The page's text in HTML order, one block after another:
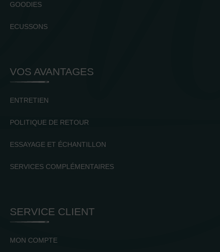
GOODIES
ECUSSONS
VOS AVANTAGES
ENTRETIEN
POLITIQUE DE RETOUR
ESSAYAGE ET ÉCHANTILLON
SERVICES COMPLÉMENTAIRES
SERVICE CLIENT
MON COMPTE